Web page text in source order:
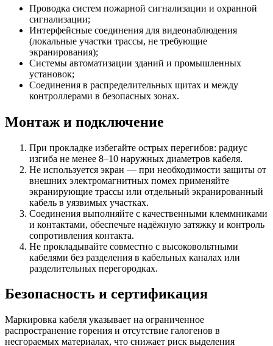
Проводка систем пожарной сигнализации и охранной
сигнализации;
Интерфейсные соединения для видеонаблюдения
(локальные участки трассы, не требующие
экранирования);
Системы автоматизации зданий и промышленных
установок;
Соединения в распределительных щитах и между
контроллерами в безопасных зонах.
Монтаж и подключение
При прокладке избегайте острых перегибов: радиус
изгиба не менее 8–10 наружных диаметров кабеля.
Не используется экран — при необходимости защиты от
внешних электромагнитных помех применяйте
экранирующие трассы или отдельный экранированный
кабель в уязвимых участках.
Соединения выполняйте с качественными клеммниками
и контактами, обеспечьте надёжную затяжку и контроль
сопротивления контакта.
Не прокладывайте совместно с высоковольтными
кабелями без разделения в кабельных каналах или
разделительных перегородках.
Безопасность и сертификация
Маркировка кабеля указывает на ограниченное
распространение горения и отсутствие галогенов в
несгораемых материалах, что снижает риск выделения